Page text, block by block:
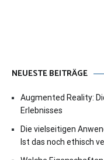
NEUESTE BEITRÄGE
Augmented Reality:
Erlebnisses
Die vielseitigen
Ist das noch ethisch